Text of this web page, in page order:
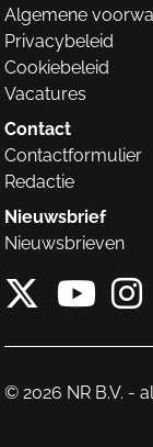
Algemene
Privacybeleid
Cookiebeleid
Vacatures
Contact
Contactformulier
Redactie
Nieuwsbrief
Nieuwsbrieven
X van
© 2026 NR B.V. -